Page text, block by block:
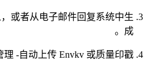
或者从电子邮件回复系统中生
成。
理 -自动上传 Envkv 或质量印戳